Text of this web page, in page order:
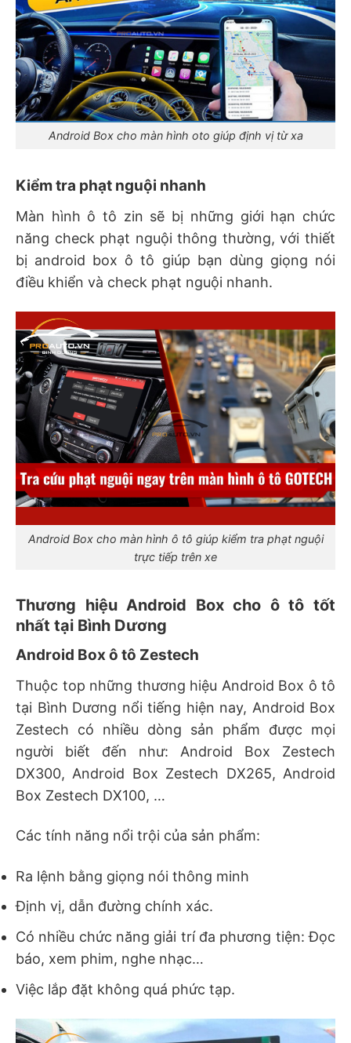
Android Box cho màn hình oto giúp định vị từ xa
Kiểm tra phạt nguội nhanh
Màn hình ô tô zin sẽ bị những giới hạn chức
năng check phạt nguội thông thường, với thiết
bị android box ô tô giúp bạn dùng giọng nói
điều khiển và check phạt nguội nhanh.
Android Box cho màn hình ô tô giúp kiểm tra phạt nguội
trực tiếp trên xe
Thương hiệu Android Box cho ô tô tốt
nhất tại Bình Dương
Android Box ô tô Zestech
Thuộc top những thương hiệu Android Box ô tô
tại Bình Dương nổi tiếng hiện nay, Android Box
Zestech có nhiều dòng sản phẩm được mọi
người biết đến như: Android Box Zestech
DX300, Android Box Zestech DX265, Android
Box Zestech DX100, …
Các tính năng nổi trội của sản phẩm:
Ra lệnh bằng giọng nói thông minh
Định vị, dẫn đường chính xác.
Có nhiều chức năng giải trí đa phương tiện: Đọc
báo, xem phim, nghe nhạc…
Việc lắp đặt không quá phức tạp.